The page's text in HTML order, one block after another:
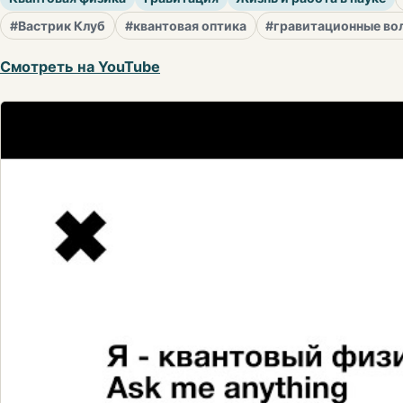
#Вастрик Клуб
#квантовая оптика #гравитационные
Смотреть на YouTube